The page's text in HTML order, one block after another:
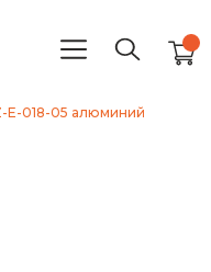
E-018-05 алюминий